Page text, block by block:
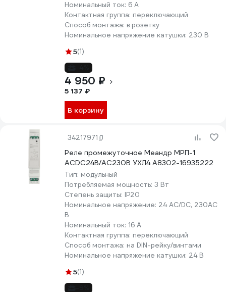
Номинальный ток: 6 А
Контактная группа: переключающий
Способ монтажа: в розетку
Номинальное напряжение катушки: 230 В
5(1)
4 950 ₽
5 137 ₽
В корзину
34217971
Реле промежуточное Меандр МРП-1
ACDC24В/AC230В УХЛ4 A8302-16935222
Тип: модульный
Потребляемая мощность: 3 Вт
Степень защиты: IP20
Номинальное напряжение: 24 AC/DC, 230AC
В
Номинальный ток: 16 А
Контактная группа: переключающий
Способ монтажа: на DIN-рейку/винтами
Номинальное напряжение катушки: 24 В
5(1)